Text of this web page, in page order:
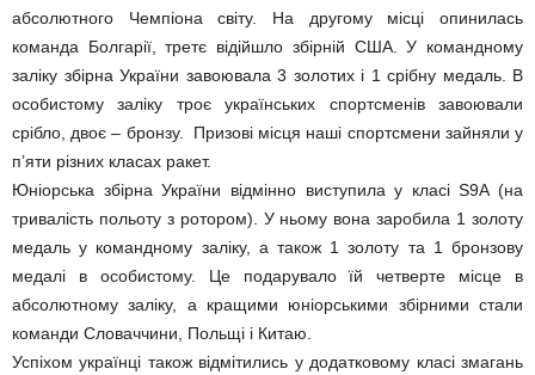
абсолютного Чемпіона світу. На другому місці опинилась
команда Болгарії, третє відійшло збірній США. У командному
заліку збірна України завоювала 3 золотих і 1 срібну медаль. В
особистому заліку троє українських спортсменів завоювали
срібло, двоє – бронзу. Призові місця наші спортсмени зайняли у
п’яти різних класах ракет.
Юніорська збірна України відмінно виступила у класі S9A (на
тривалість польоту з ротором). У ньому вона заробила 1 золоту
медаль у командному заліку, а також 1 золоту та 1 бронзову
медалі в особистому. Це подарувало їй четверте місце в
абсолютному заліку, а кращими юніорськими збірними стали
команди Словаччини, Польщі і Китаю.
Успіхом українці також відмітились у додатковому класі змагань